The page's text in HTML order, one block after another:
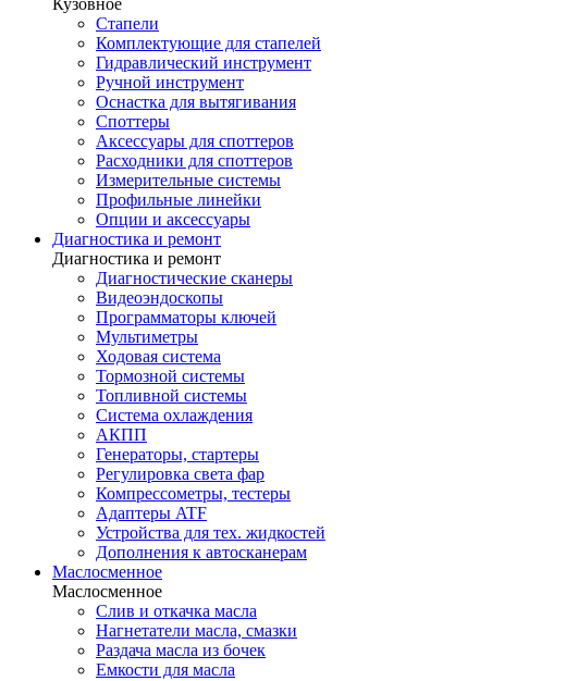
Кузовное
Стапели
Комплектующие для стапелей
Гидравлический инструмент
Ручной инструмент
Оснастка для вытягивания
Споттеры
Аксессуары для споттеров
Расходники для споттеров
Измерительные системы
Профильные линейки
Опции и аксессуары
Диагностика и ремонт
Диагностика и ремонт
Диагностические сканеры
Видеоэндоскопы
Программаторы ключей
Мультиметры
Ходовая система
Тормозной системы
Топливной системы
Система охлаждения
АКПП
Генераторы, стартеры
Регулировка света фар
Компрессометры, тестеры
Адаптеры ATF
Устройства для тех. жидкостей
Дополнения к автосканерам
Маслосменное
Маслосменное
Слив и откачка масла
Нагнетатели масла, смазки
Раздача масла из бочек
Емкости для масла